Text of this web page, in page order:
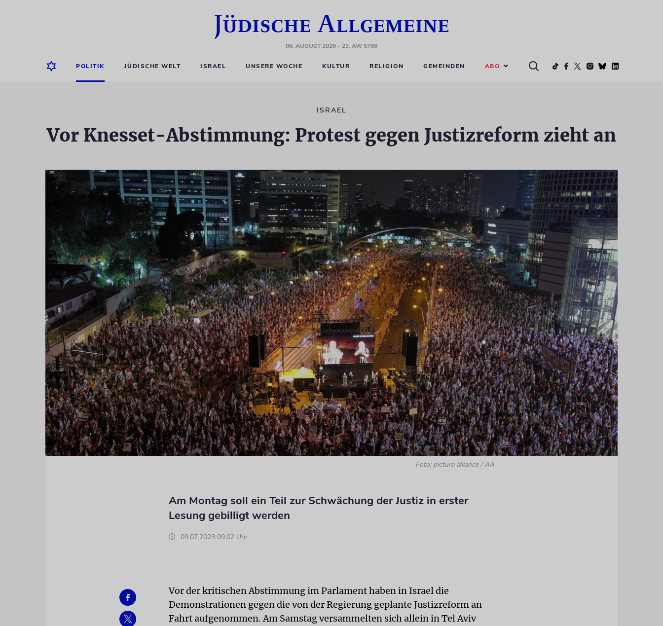
06. AUGUST 2026– 23. AW 5786
POLITIK JÜDISCHE WELT ISRAEL UNSERE WOCHE KULTUR RELIGION GEMEINDEN ABO
ISRAEL
Vor Knesset-Abstimmung: Protest gegen Justizreform zieht an
Foto: picture alliance / AA
Am Montag soll ein Teil zur Schwächung der Justiz in erster
Lesung gebilligt werden
09.07.2023 09:02 Uhr
Vor der kritischen Abstimmung im Parlament haben in Israel die
Demonstrationen gegen die von der Regierung geplante Justizreform an
Fahrt aufgenommen. Am Samstag versammelten sich allein in Tel Aviv